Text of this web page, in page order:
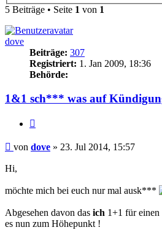
5 Beiträge • Seite 1 von 1
dove
Beiträge: 307
Registriert: 1. Jan 2009, 18:36
Behörde:
1&1 sch*** was auf
Beitrag
von dove » 23. Jul 2014, 15:57
Hi,
möchte mich bei euch nur mal ausk***
Abgesehen davon das ich 1+1 für
es nun zum Höhepunkt !